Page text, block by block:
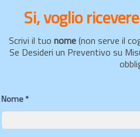
Si, voglio
Scrivi il tuo nome(non serve il
Se Desideri un Preventivo su
Nome *